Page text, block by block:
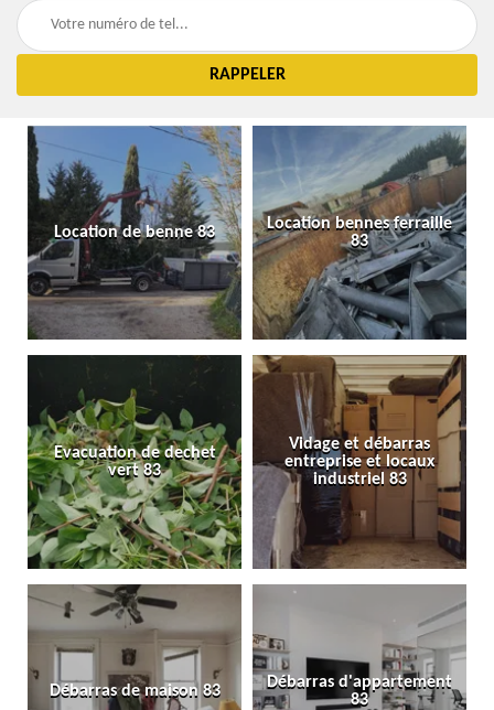
Location de benne 83
Location bennes ferraille
83
Evacuation de dechet
vert 83
Vidage et débarras
entreprise et locaux
industriel 83
Débarras de maison 83
Débarras d'appartement
83